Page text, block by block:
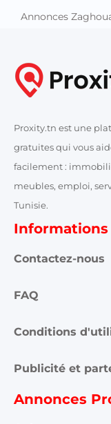
Annonces
Proxity.tn est une
gratuites qui vous
facilement :
meubles, emploi,
Tunisie.
Contactez-nous
FAQ
Conditions
Publicité et
Annonces